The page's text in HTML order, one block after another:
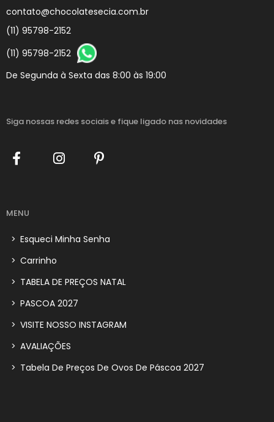
contato@chocolatesecia.com.br
(11) 95798-2152
(11) 95798-2152
De Segunda à Sexta das 8:00 às 19:00
Siga nossas redes sociaise fique ligado nas novidades
MENU
> Esqueci Minha Senha
> Carrinho
> TABELA DE PREÇOS NATAL
> PASCOA 2027
> VISITE NOSSO INSTAGRAM
> AVALIAÇÕES
> Tabela De Preços De Ovos De Páscoa 2027